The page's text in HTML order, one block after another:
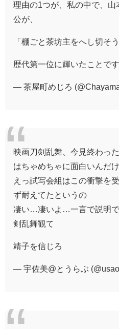
理由の1つが、私の中で、
公が、
「棚ごと茶坊主をへし切そ
歴代第一位に輝いたことです
— 茶屋町めじろ
映画刀剣乱舞、今見終わっ
はちゃめちゃに面白いんだ
えっ試写会組はこの衝撃を
ず耐えてたというの
凄い…凄いよ…一言で説明で
剣乱舞観て
靖子を信じろ
— 宇佐美@とうらぶ